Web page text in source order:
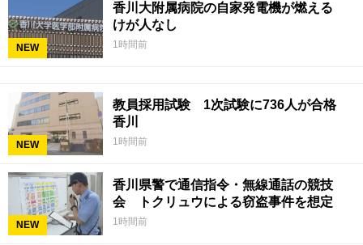
NEW
香川大附属病院の自家発電機が燃える
けが人なし
1時間前
NEW
教員採用試験 1次試験に736人が合格
香川
1時間前
NEW
香川県警で通信指令・無線通話の競技
会 トクリュウによる窃盗事件を想定
1時間前